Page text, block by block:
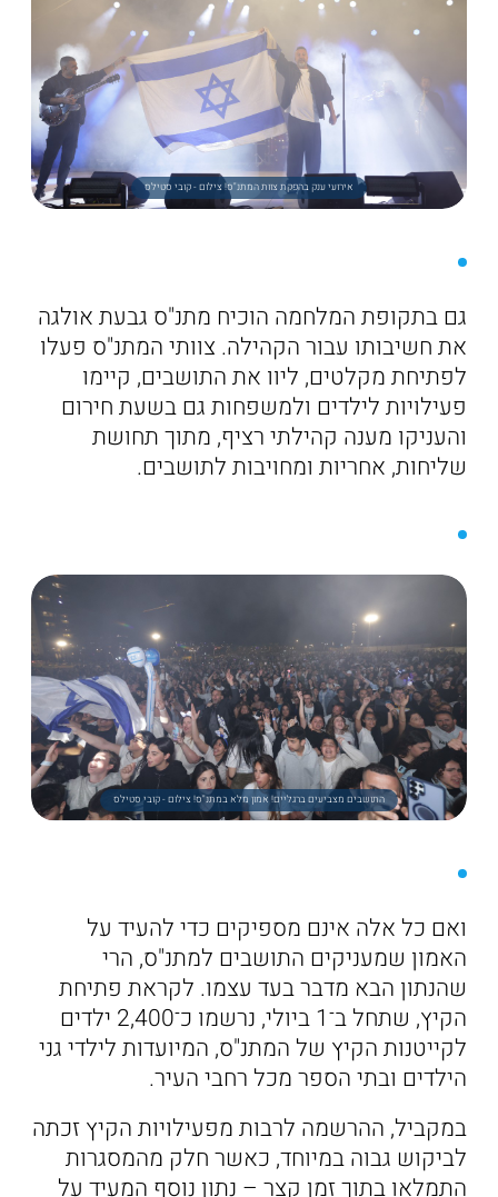
אירועי ענק בהפקת צוות המתנ"ס! צילום - קובי סטילס
גם בתקופת המלחמה הוכיח מתנ"ס גבעת אולגה
את חשיבותו עבור הקהילה. צוותי המתנ"ס פעלו
לפתיחת מקלטים, ליוו את התושבים, קיימו
פעילויות לילדים ולמשפחות גם בשעת חירום
והעניקו מענה קהילתי רציף, מתוך תחושת
שליחות, אחריות ומחויבות לתושבים.
התושבים מצביעים ברגליים! אמון מלא במתנ"ס! צילום - קובי סטילס
ואם כל אלה אינם מספיקים כדי להעיד על
האמון שמעניקים התושבים למתנ"ס, הרי
שהנתון הבא מדבר בעד עצמו. לקראת פתיחת
הקיץ, שתחל ב־1 ביולי, נרשמו כ־2,400 ילדים
לקייטנות הקיץ של המתנ"ס, המיועדות לילדי גני
הילדים ובתי הספר מכל רחבי העיר.
במקביל, ההרשמה לרבות מפעילויות הקיץ זכתה
לביקוש גבוה במיוחד, כאשר חלק מהמסגרות
התמלאו בתוך זמן קצר – נתון נוסף המעיד על